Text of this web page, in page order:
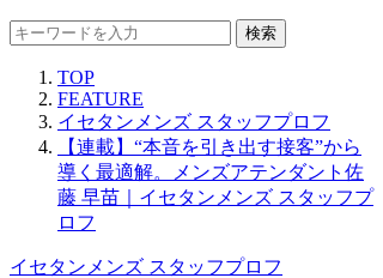
検索
TOP
FEATURE
イセタンメンズ スタッフプロフ
【連載】“本音を引き出す接客”から
導く最適解。メンズアテンダント佐
藤 早苗｜イセタンメンズ スタッフプ
ロフ
イセタンメンズ スタッフプロフ